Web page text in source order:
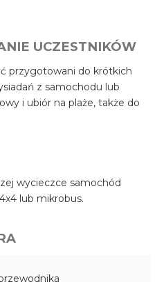
UCZESTNIKÓW
przygotowani do krótkich
z samochodu lub
i ubiór na plaże, także do
wycieczce samochód
lub mikrobus.